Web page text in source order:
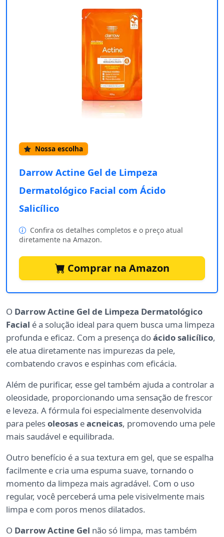
Nossa escolha
Darrow Actine Gel de Limpeza
Dermatológico Facial com Ácido
Salicílico
Confira os detalhes completos e o preço atual
diretamente na Amazon.
Comprar na Amazon
O Darrow Actine Gel de Limpeza Dermatológico
Facial é a solução ideal para quem busca uma limpeza
profunda e eficaz. Com a presença doácido salicílico,
ele atua diretamente nas impurezas da pele,
combatendo cravos e espinhas com eficácia.
Além de purificar, esse gel também ajuda a controlar a
oleosidade, proporcionando uma sensação de frescor
e leveza. A fórmula foi especialmente desenvolvida
para pelesoleosas eacneicas, promovendo uma pele
mais saudável e equilibrada.
Outro benefício é a sua textura em gel, que se espalha
facilmente e cria uma espuma suave, tornando o
momento da limpeza mais agradável. Com o uso
regular, você perceberá uma pele visivelmente mais
limpa e com poros menos dilatados.
O Darrow Actine Gel não só limpa, mas também